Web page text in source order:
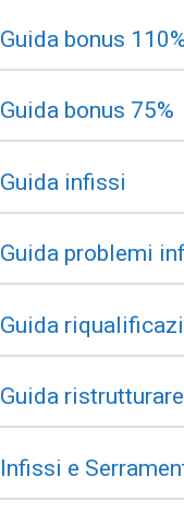
Guida bonus
Guida bonus 75%
Guida infissi
Guida problemi
Guida
Guida
Infissi e